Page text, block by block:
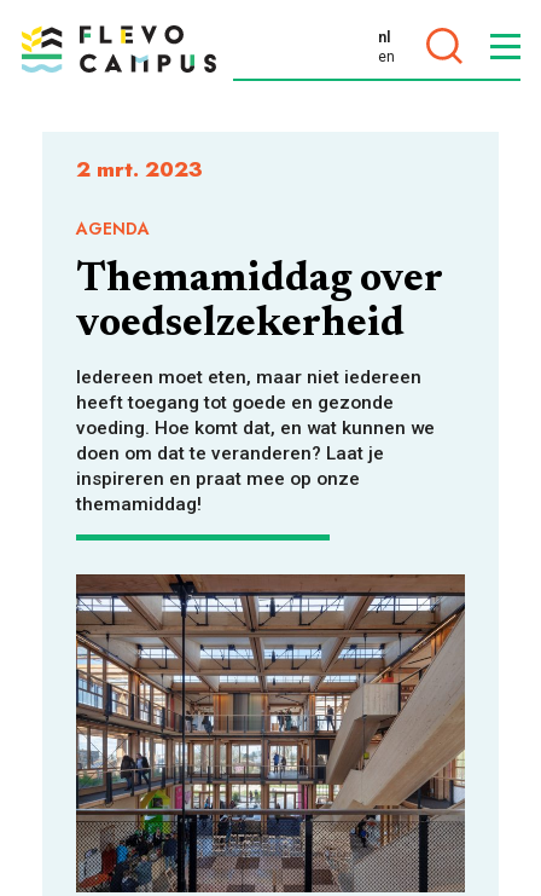
PROGRAMMA’S
ONTDEKKEN
nl
en
2 mrt. 2023
AGENDA
Themamiddag over
voedselzekerheid
Iedereen moet eten, maar niet iedereen
heeft toegang tot goede en gezonde
voeding. Hoe komt dat, en wat kunnen we
doen om dat te veranderen? Laat je
inspireren en praat mee op onze
themamiddag!